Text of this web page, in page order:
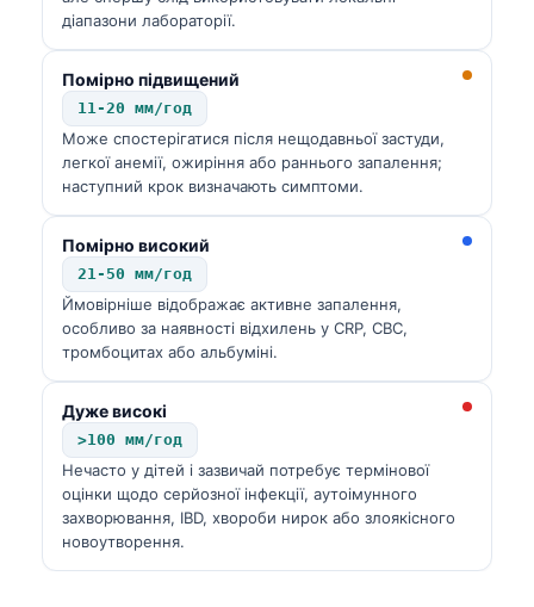
діапазони лабораторії.
Помірно підвищений
11-20 мм/год
Може спостерігатися після нещодавньої застуди,
легкої анемії, ожиріння або раннього запалення;
наступний крок визначають симптоми.
Помірно високий
21-50 мм/год
Ймовірніше відображає активне запалення,
особливо за наявності відхилень у CRP, CBC,
тромбоцитах або альбуміні.
Дуже високі
>100 мм/год
Нечасто у дітей і зазвичай потребує термінової
оцінки щодо серйозної інфекції, аутоімунного
захворювання, IBD, хвороби нирок або злоякісного
новоутворення.